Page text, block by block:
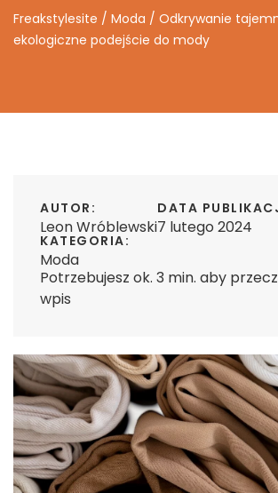
Freakstylesite / Moda / Odkrywanie
ekologiczne podejście do mody
AUTOR:
Leon Wróblewski
DATA
7 lutego 2024
KATEGORIA:
Moda
Potrzebujesz ok. 3 min. aby
wpis